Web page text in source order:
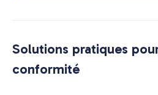
Solutions pratiques
conformité